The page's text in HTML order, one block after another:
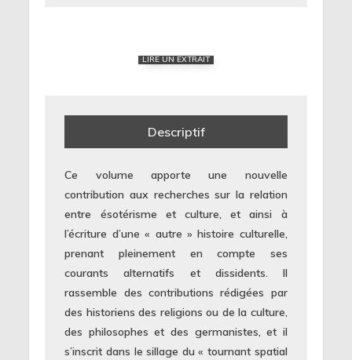
LIRE UN EXTRAIT
Descriptif
Ce volume apporte une nouvelle
contribution aux recherches sur la relation
entre ésotérisme et culture, et ainsi à
l’écriture d’une « autre » histoire culturelle,
prenant pleinement en compte ses
courants alternatifs et dissidents. Il
rassemble des contributions rédigées par
des historiens des religions ou de la culture,
des philosophes et des germanistes, et il
s’inscrit dans le sillage du « tournant spatial